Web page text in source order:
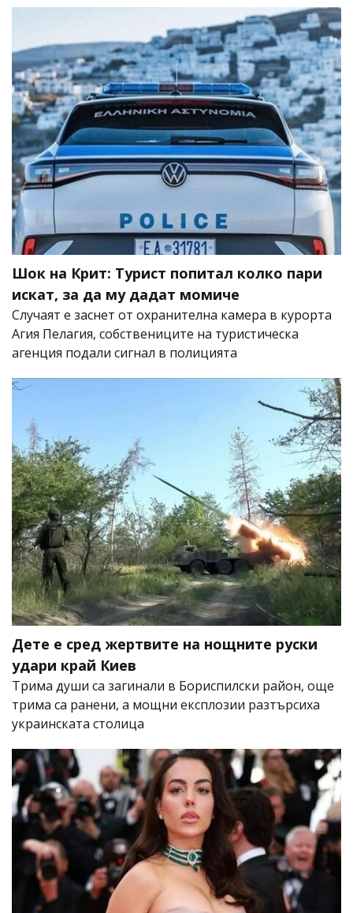
Шок на Крит: Турист попитал колко пари
искат, за да му дадат момиче
Случаят е заснет от охранителна камера в курорта
Агия Пелагия, собствениците на туристическа
агенция подали сигнал в полицията
Дете е сред жертвите на нощните руски
удари край Киев
Трима души са загинали в Бориспилски район, още
трима са ранени, а мощни експлозии разтърсиха
украинската столица